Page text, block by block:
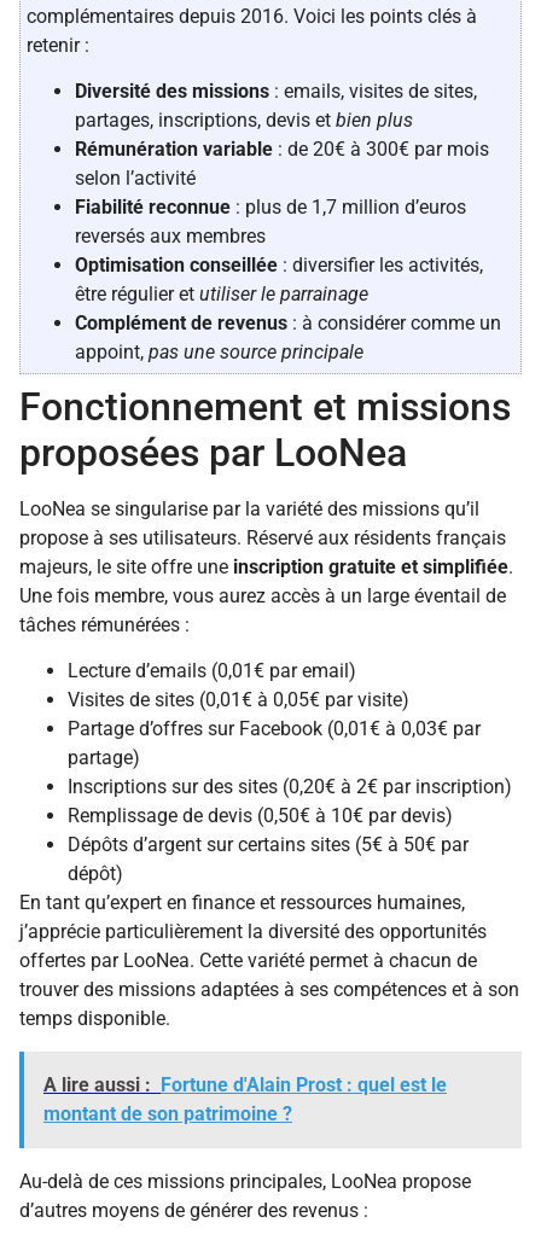
complémentaires depuis 2016. Voici les points clés à
retenir :
Diversité des missions : emails, visites de sites,
partages, inscriptions, devis et bien plus
Rémunération variable : de 20€ à 300€ par mois
selon l’activité
Fiabilité reconnue : plus de 1,7 million d’euros
reversés aux membres
Optimisation conseillée : diversifier les activités,
être régulier et utiliser le parrainage
Complément de revenus : à considérer comme un
appoint, pas une source principale
Fonctionnement et missions
proposées par LooNea
LooNea se singularise par la variété des missions qu’il
propose à ses utilisateurs. Réservé aux résidents français
majeurs, le site offre une inscription gratuite et simplifiée.
Une fois membre, vous aurez accès à un large éventail de
tâches rémunérées :
Lecture d’emails (0,01€ par email)
Visites de sites (0,01€ à 0,05€ par visite)
Partage d’offres sur Facebook (0,01€ à 0,03€ par
partage)
Inscriptions sur des sites (0,20€ à 2€ par inscription)
Remplissage de devis (0,50€ à 10€ par devis)
Dépôts d’argent sur certains sites (5€ à 50€ par
dépôt)
En tant qu’expert en finance et ressources humaines,
j’apprécie particulièrement la diversité des opportunités
offertes par LooNea. Cette variété permet à chacun de
trouver des missions adaptées à ses compétences et à son
temps disponible.
A lire aussi : Fortune d'Alain Prost : quel est le
montant de son patrimoine ?
Au-delà de ces missions principales, LooNea propose
d’autres moyens de générer des revenus :